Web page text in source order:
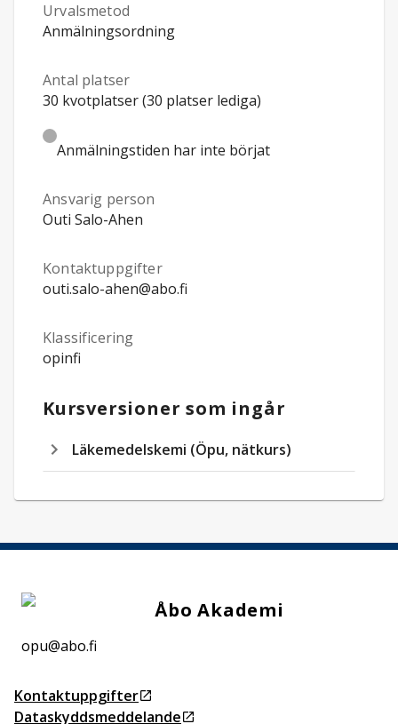
Urvalsmetod
Anmälningsordning
Antal platser
30 kvotplatser (30 platser lediga)
Anmälningstiden har inte börjat
Ansvarig person
Outi Salo-Ahen
Kontaktuppgifter
outi.salo-ahen@abo.fi
Klassificering
opinfi
Kursversioner som ingår
Läkemedelskemi (Öpu, nätkurs)
Åbo Akademi
opu@abo.fi
Kontaktuppgifter
Öppnas i ny flik
Dataskyddsmeddelande